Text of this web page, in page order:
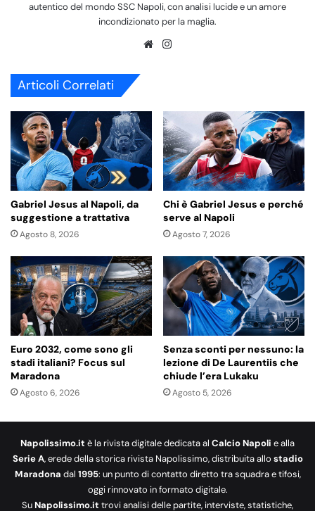
autentico del mondo SSC Napoli, con analisi lucide e un amore
incondizionato per la maglia.
We
Articoli Correlati
Gabriel Jesus al Napoli, da
suggestione a trattativa
Agosto 8, 2026
Chi è Gabriel Jesus e perché
serve al Napoli
Agosto 7, 2026
Euro 2032, come sono gli
stadi italiani? Focus sul
Maradona
Agosto 6, 2026
Senza sconti per nessuno: la
lezione di De Laurentiis che
chiude l’era Lukaku
Agosto 5, 2026
Napolissimo.it è la rivista digitale dedicata al Calcio Napoli e alla
Serie A, erede della storica rivista Napolissimo, distribuita allo stadio
Maradona dal 1995: un punto di contatto diretto tra squadra e tifosi,
oggi rinnovato in formato digitale.
SuNapolissimo.it trovi analisi delle partite, interviste, statistiche,